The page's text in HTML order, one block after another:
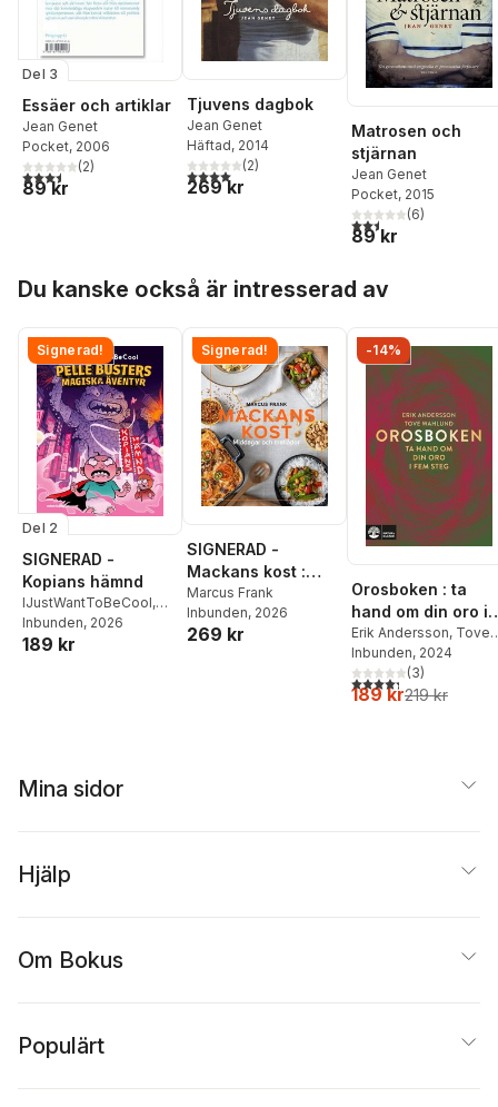
Del 3
Essäer och artiklar
Jean Genet
Pocket, 2006
3,5utav 5 stjärnor. Totalt antal röster:
(2)
89 kr
Tjuvens dagbok
Jean Genet
Häftad, 2014
4,0utav 5 stjärnor. Totalt antal röster:
(2)
269 kr
Matrosen och
stjärnan
Jean Genet
Pocket, 2015
2,5utav 5 stjärnor.
(6)
89 kr
Du kanske också är intresserad av
Signerad!
Del 2
SIGNERAD -
Kopians hämnd
IJustWantToBeCool,
Joel Adolphson
Ejdemo Beer
Inbunden, 2026
189 kr
Signerad!
SIGNERAD -
Mackans kost :
Middagar och
matlådor
Marcus Frank
Inbunden, 2026
269 kr
-14%
Orosboken : ta
hand om din oro i
fem steg
Erik Andersson, Tove
Wahlund
Inbunden, 2024
4,3utav 5 stjärnor.
(3)
189 kr219 kr
Mina sidor
Hjälp
Om Bokus
Populärt